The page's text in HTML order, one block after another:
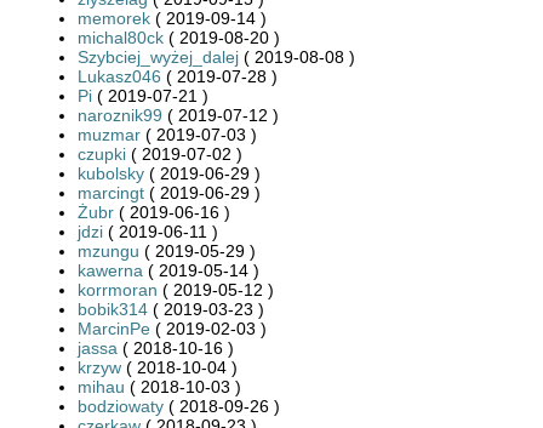
memorek ( 2019-09-14 )
michal80ck ( 2019-08-20 )
Szybciej_wyżej_dalej ( 2019-08-08 )
Lukasz046 ( 2019-07-28 )
Pi ( 2019-07-21 )
naroznik99 ( 2019-07-12 )
muzmar ( 2019-07-03 )
czupki ( 2019-07-02 )
kubolsky ( 2019-06-29 )
marcingt ( 2019-06-29 )
Żubr ( 2019-06-16 )
jdzi ( 2019-06-11 )
mzungu ( 2019-05-29 )
kawerna ( 2019-05-14 )
korrmoran ( 2019-05-12 )
bobik314 ( 2019-03-23 )
MarcinPe ( 2019-02-03 )
jassa ( 2018-10-16 )
krzyw ( 2018-10-04 )
mihau ( 2018-10-03 )
bodziowaty ( 2018-09-26 )